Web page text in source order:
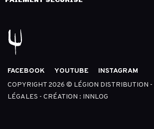
FACEBOOK YOUTUBE
INSTAGRAM
COPYRIGHT 2026 © LÉGION DISTRIBUTION -
LÉGALES - CRÉATION : INNLOG